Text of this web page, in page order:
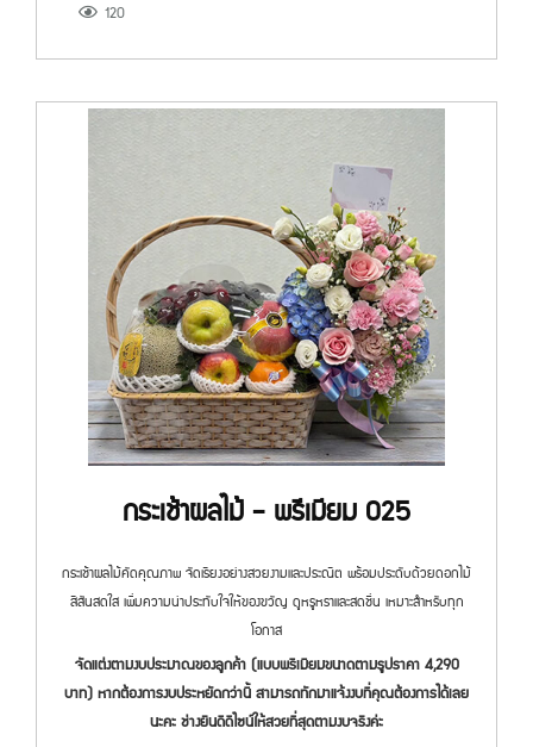
120
กระเช้าผลไม้ - พรีเมียม 025
กระเช้าผลไม้คัดคุณภาพ จัดเรียงอย่างสวยงามและประณีต พร้อมประดับด้วยดอกไม้
สีสันสดใส เพิ่มความน่าประทับใจให้ของขวัญ ดูหรูหราและสดชื่น เหมาะสำหรับทุก
โอกาส
จัดแต่งตามงบประมาณของลูกค้า (แบบพรีเมียมขนาดตามรูปราคา 4,290
บาท) หากต้องการงบประหยัดกว่านี้ สามารถทักมาแจ้งงบที่คุณต้องการได้เลย
นะคะ ช่างยินดีดีไซน์ให้สวยที่สุดตามงบจริงค่ะ